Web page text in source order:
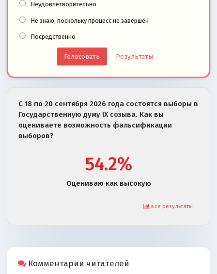
Неудовлетворительно
Не знаю, поскольку процесс не завершён
Посредственно
Результаты
С 18 по 20 сентября 2026 года состоятся выборы в
Государственную думу IX созыва. Как вы
оцениваете возможность фальсификации
выборов?
54.2%
Оцениваю как высокую
все результаты
Комментарии читателей